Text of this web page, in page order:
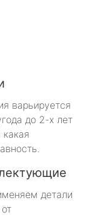
варьируется
до 2-х лет
детали